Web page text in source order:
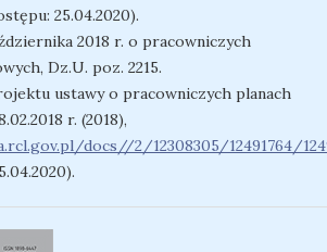
25.04.2020).
2018 r. o pracowniczych
Dz.U. poz. 2215.
ustawy o pracowniczych planach
r. (2018),
docs//2/12308305/12491764/